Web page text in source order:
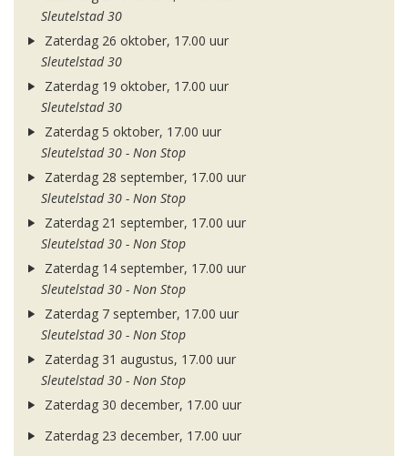
Sleutelstad 30
Zaterdag 26 oktober, 17.00 uur
Sleutelstad 30
Zaterdag 19 oktober, 17.00 uur
Sleutelstad 30
Zaterdag 5 oktober, 17.00 uur
Sleutelstad 30 - Non Stop
Zaterdag 28 september, 17.00 uur
Sleutelstad 30 - Non Stop
Zaterdag 21 september, 17.00 uur
Sleutelstad 30 - Non Stop
Zaterdag 14 september, 17.00 uur
Sleutelstad 30 - Non Stop
Zaterdag 7 september, 17.00 uur
Sleutelstad 30 - Non Stop
Zaterdag 31 augustus, 17.00 uur
Sleutelstad 30 - Non Stop
Zaterdag 30 december, 17.00 uur
Zaterdag 23 december, 17.00 uur